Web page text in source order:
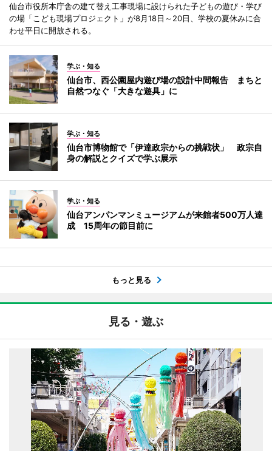
仙台市役所本庁舎の建て替え工事現場に設けられた子どもの遊び・学び
の場「こども現場プロジェクト」が8月18日～20日、学校の夏休みに合
わせ平日に開放される。
学ぶ・知る
仙台市、西公園屋内遊び場の設計中間報告 まちと
自然つなぐ「大きな遊具」に
学ぶ・知る
仙台市博物館で「伊達政宗からの挑戦状」 政宗自
身の解説とクイズで学ぶ展示
学ぶ・知る
仙台アンパンマンミュージアムが来館者500万人達
成 15周年の節目前に
もっと見る
見る・遊ぶ